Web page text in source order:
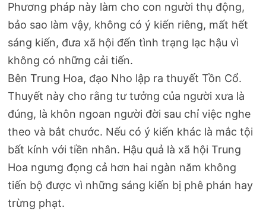
Phương pháp này làm cho con người thụ động,
bảo sao làm vậy, không có ý kiến riêng, mất hết
sáng kiến, đưa xã hội đến tình trạng lạc hậu vì
không có những cải tiến.
Bên Trung Hoa, đạo Nho lập ra thuyết Tồn Cổ.
Thuyết này cho rằng tư tưởng của người xưa là
đúng, là khôn ngoan người đời sau chỉ việc nghe
theo và bắt chước. Nếu có ý kiến khác là mắc tội
bất kính với tiền nhân. Hậu quả là xã hội Trung
Hoa ngưng đọng cả hơn hai ngàn năm không
tiến bộ được vì những sáng kiến bị phê phán hay
trừng phạt.